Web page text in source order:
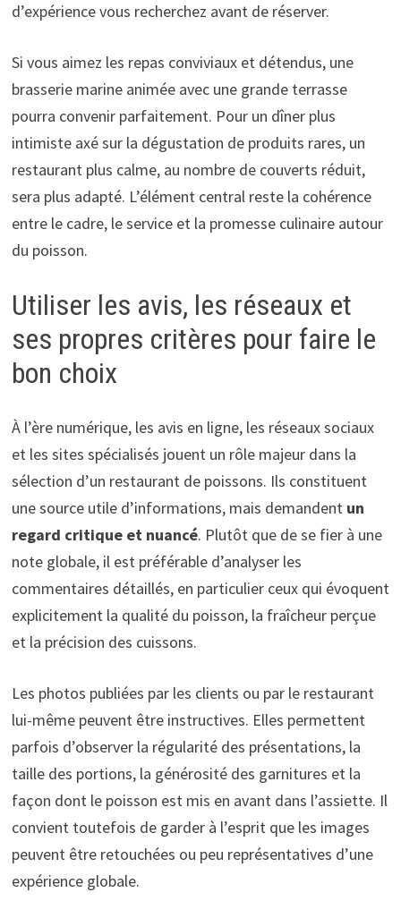
d’expérience vous recherchez avant de réserver.
Si vous aimez les repas conviviaux et détendus, une
brasserie marine animée avec une grande terrasse
pourra convenir parfaitement. Pour un dîner plus
intimiste axé sur la dégustation de produits rares, un
restaurant plus calme, au nombre de couverts réduit,
sera plus adapté. L’élément central reste la cohérence
entre le cadre, le service et la promesse culinaire autour
du poisson.
Utiliser les avis, les réseaux et
ses propres critères pour faire le
bon choix
À l’ère numérique, les avis en ligne, les réseaux sociaux
et les sites spécialisés jouent un rôle majeur dans la
sélection d’un restaurant de poissons. Ils constituent
une source utile d’informations, mais demandent un
regard critique et nuancé. Plutôt que de se fier à une
note globale, il est préférable d’analyser les
commentaires détaillés, en particulier ceux qui évoquent
explicitement la qualité du poisson, la fraîcheur perçue
et la précision des cuissons.
Les photos publiées par les clients ou par le restaurant
lui-même peuvent être instructives. Elles permettent
parfois d’observer la régularité des présentations, la
taille des portions, la générosité des garnitures et la
façon dont le poisson est mis en avant dans l’assiette. Il
convient toutefois de garder à l’esprit que les images
peuvent être retouchées ou peu représentatives d’une
expérience globale.